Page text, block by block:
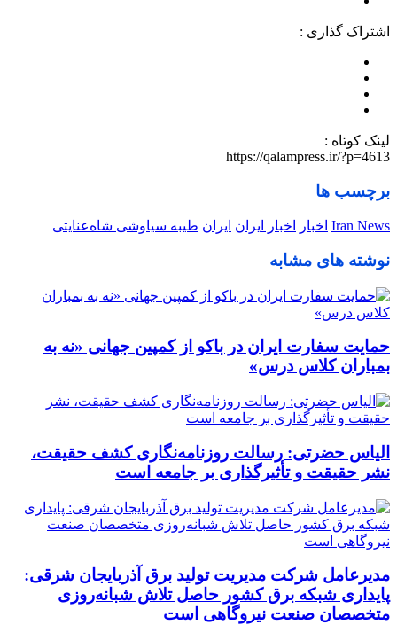
اشتراک گذاری :
لینک کوتاه :
https://qalampress.ir/?p=4613
برچسب ها
Iran News اخبار اخبار ایران ایران طیبه سیاوشی شاه‌عنایتی
نوشته های مشابه
حمایت سفارت ایران در باکو از کمپین جهانی «نه به
بمباران کلاس درس»
الیاس حضرتی: رسالت روزنامه‌نگاری کشف حقیقت،
نشر حقیقت و تأثیرگذاری بر جامعه است
مدیرعامل شرکت مدیریت تولید برق آذربایجان شرقی:
پایداری شبکه برق کشور حاصل تلاش شبانه‌روزی
متخصصان صنعت نیروگاهی است